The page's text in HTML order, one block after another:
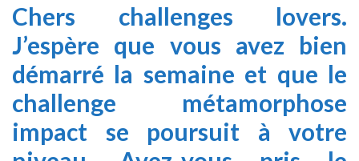
Chers challenges lovers.
J’espère que vous avez bien
démarré la semaine et que le
challenge métamorphose
impact se poursuit à votre